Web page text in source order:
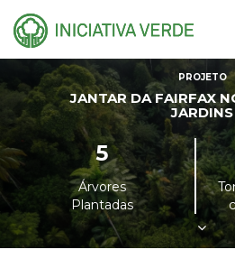
PROJETO
JANTAR DA FAIRFAX
JARDINS
5
Árvores
Plantadas